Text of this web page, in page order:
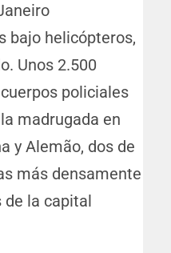
bajo helicópteros,
Unos 2.500
policiales
madrugada en
y Alemão, dos de
más densamente
de la capital